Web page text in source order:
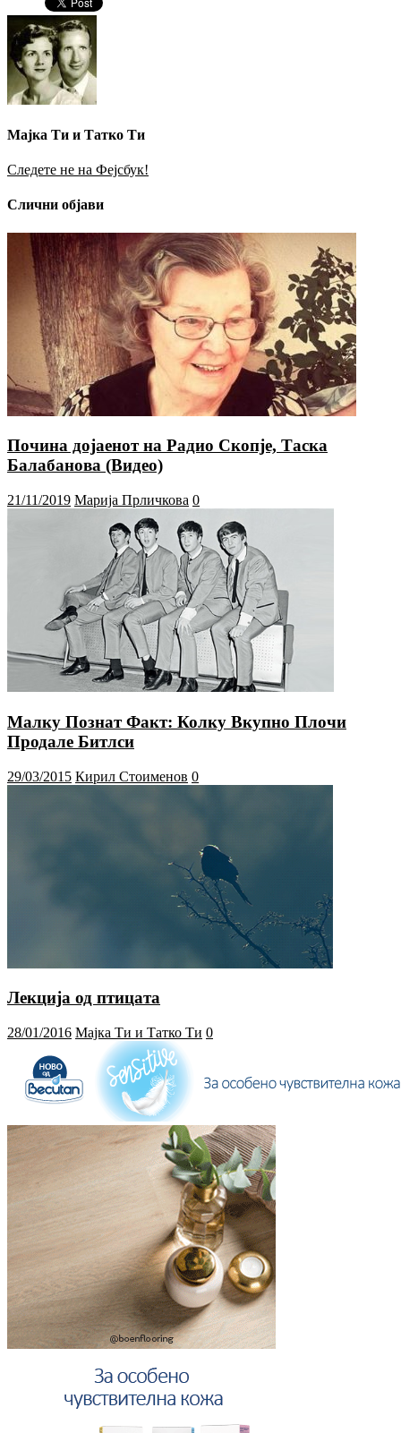
Мајка Ти и Татко Ти
Следете не на Фејсбук!
Слични објави
Почина дојаенот на Радио Скопје, Таска
Балабанова (Видео)
21/11/2019 Марија Прличкова 0
Малку Познат Факт: Колку Вкупно Плочи
Продале Битлси
29/03/2015 Кирил Стоименов 0
Лекција од птицата
28/01/2016 Мајка Ти и Татко Ти 0